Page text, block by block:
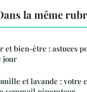
la même
et bien-être : astuces
jour
et lavande : votre